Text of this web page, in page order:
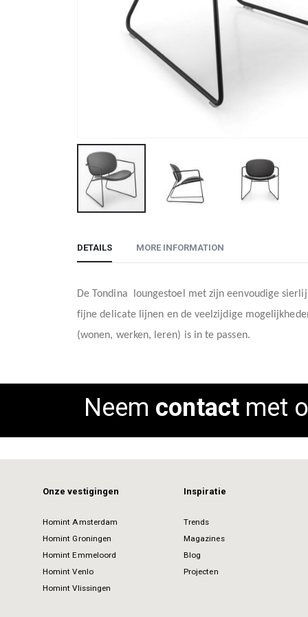
the
images
gallery
DETAILS
De Tondina
loungestoel met zijn eenvoudige
fijne delicate lijnen en de veelzijdige
(wonen, werken, leren) is in te passen.
MORE INFORMATION
Neem contactmet
Onze vestigingen
Homint Amsterdam
Homint Groningen
Homint Emmeloord
Homint Venlo
Homint Vlissingen
Inspiratie
Trends
Magazines
Blog
Projecten